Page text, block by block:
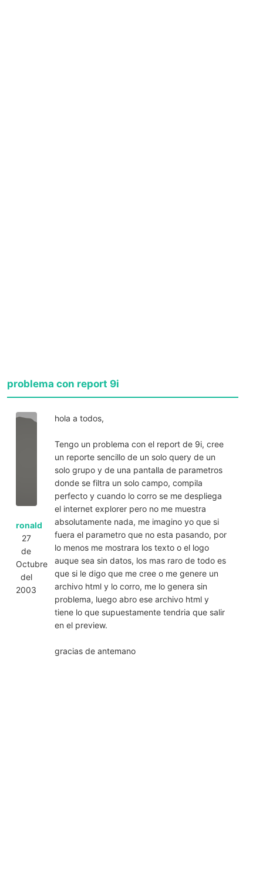
problema con report 9i
ronald
27
de
Octubre
del
2003
hola a todos,
Tengo un problema con el report de 9i, cree
un reporte sencillo de un solo query de un
solo grupo y de una pantalla de parametros
donde se filtra un solo campo, compila
perfecto y cuando lo corro se me despliega
el internet explorer pero no me muestra
absolutamente nada, me imagino yo que si
fuera el parametro que no esta pasando, por
lo menos me mostrara los texto o el logo
auque sea sin datos, los mas raro de todo es
que si le digo que me cree o me genere un
archivo html y lo corro, me lo genera sin
problema, luego abro ese archivo html y
tiene lo que supuestamente tendria que salir
en el preview.
gracias de antemano